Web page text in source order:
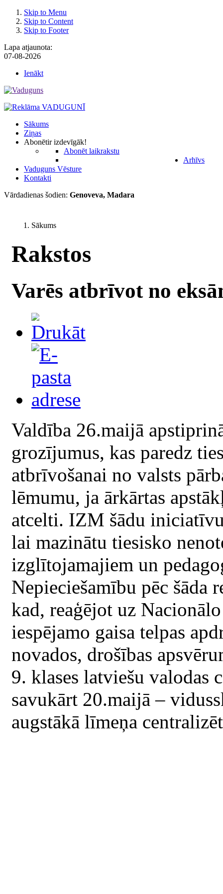
Skip to Menu
Skip to Content
Skip to Footer
Lapa atjaunota:
07-08-2026
Ienākt
Sākums
Ziņas
Abonētir izdevīgāk!
Abonēt laikrakstu
Arhīvs
Vaduguns Vēsture
Kontakti
Vārdadienas šodien: Genoveva, Madara
Sākums
Rakstos
Varēs atbrīvot no
Valdība 26.maijā
grozījumus, kas paredz
atbrīvošanai no valsts
lēmumu, ja ārkārtas
atcelti. IZM šādu
lai mazinātu tiesisko
izglītojamajiem un
Nepieciešamību pēc
kad, reaģējot uz
iespējamo gaisa telpas
novados, drošības
9. klases latviešu valodas
savukārt 20.maijā –
augstākā līmeņa